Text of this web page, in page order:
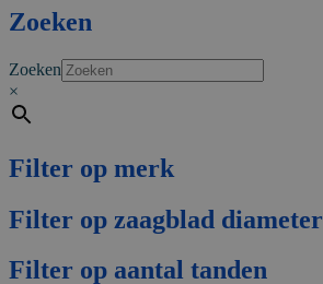
Zoeken
Zoeken
×
Filter op merk
Filter op zaagblad diameter
Filter op aantal tanden